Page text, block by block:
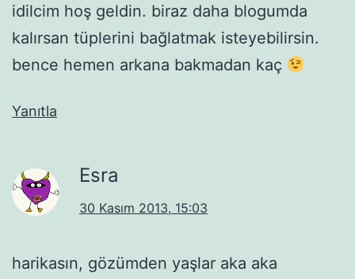
idilcim hoş geldin. biraz daha blogumda
kalırsan tüplerini bağlatmak isteyebilirsin.
bence hemen arkana bakmadan kaç
Yanıtla
Esra
30 Kasım 2013, 15:03
harikasın, gözümden yaşlar aka aka